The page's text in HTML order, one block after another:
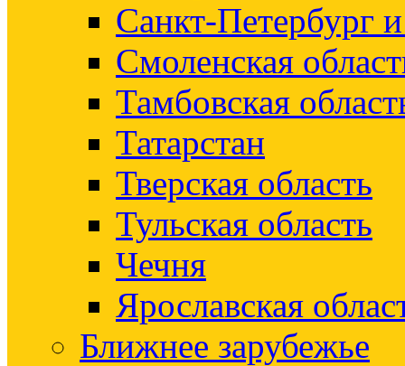
Санкт-Петербург
Смоленская
Тамбовская
Татарстан
Тверская область
Тульская область
Чечня
Ярославская
Ближнее зарубежье